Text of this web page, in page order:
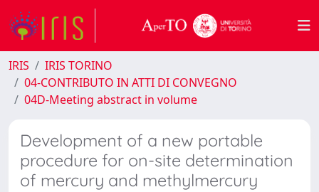
IRIS
IRIS TORINO
04-CONTRIBUTO IN ATTI DI CONVEGNO
04D-Meeting abstract in volume
Development of a new portable
procedure for on-site determination
of mercury and methylmercury